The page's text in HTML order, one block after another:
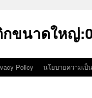
ขนาดใหญ่
Policy นโยบายความเป็